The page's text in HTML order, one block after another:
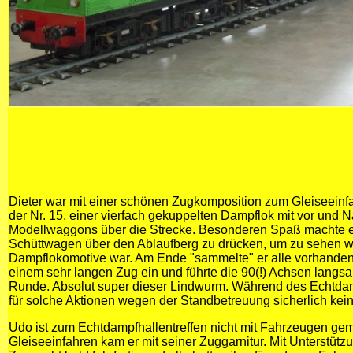
Dieter war mit einer schönen Zugkomposition zum
der Nr. 15, einer vierfach gekuppelten Dampflok mit vor und
Modellwaggons über die Strecke. Besonderen Spaß machte
Schüttwagen über den Ablaufberg zu drücken, um zu sehen
Dampflokomotive war. Am Ende "sammelte" er alle
einem sehr langen Zug ein und führte die 90(!) Achsen
Runde. Absolut super dieser Lindwurm. Während des
für solche Aktionen wegen der Standbetreuung sicherlich
Udo ist zum Echtdampfhallentreffen nicht mit Fahrzeugen
Gleiseeinfahren kam er mit seiner Zuggarnitur. Mit